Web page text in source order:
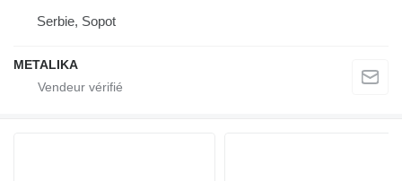
Serbie, Sopot
METALIKA